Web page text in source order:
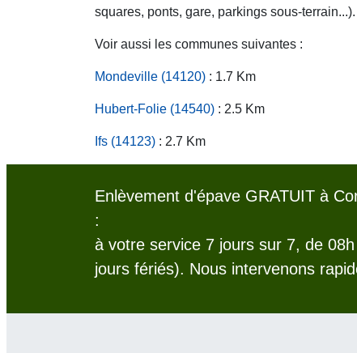
squares, ponts, gare, parkings sous-terrain...).
Voir aussi les communes suivantes :
Mondeville (14120) : 1.7 Km
Hubert-Folie (14540) : 2.5 Km
Ifs (14123) : 2.7 Km
Enlèvement d'épave GRATUIT à
:
à votre service 7 jours sur 7, de
jours fériés). Nous intervenons